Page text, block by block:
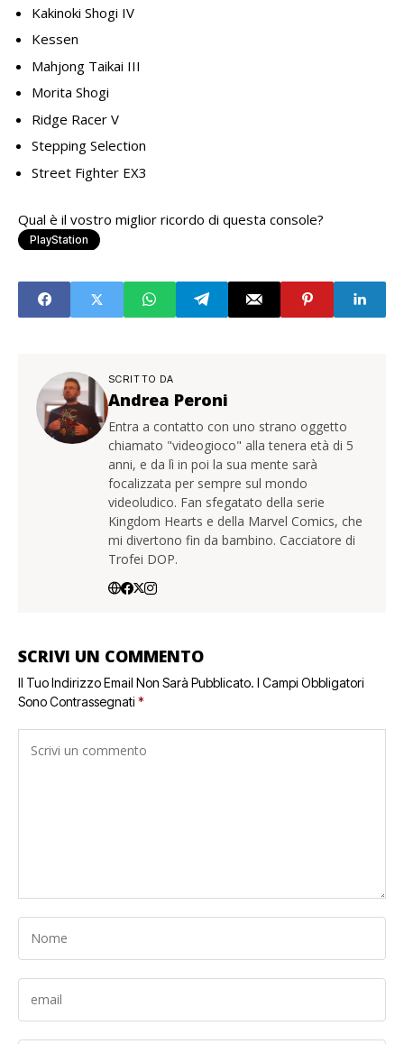
Kakinoki Shogi IV
Kessen
Mahjong Taikai III
Morita Shogi
Ridge Racer V
Stepping Selection
Street Fighter EX3
Qual è il vostro miglior ricordo di questa console?
PlayStation
SCRITTO DA
Andrea Peroni
Entra a contatto con uno strano oggetto
chiamato "videogioco" alla tenera età di 5
anni, e da lì in poi la sua mente sarà
focalizzata per sempre sul mondo
videoludico. Fan sfegatato della serie
Kingdom Hearts e della Marvel Comics, che
mi divertono fin da bambino. Cacciatore di
Trofei DOP.
SCRIVI UN COMMENTO
Il Tuo Indirizzo Email Non Sarà Pubblicato. I Campi Obbligatori
Sono Contrassegnati *